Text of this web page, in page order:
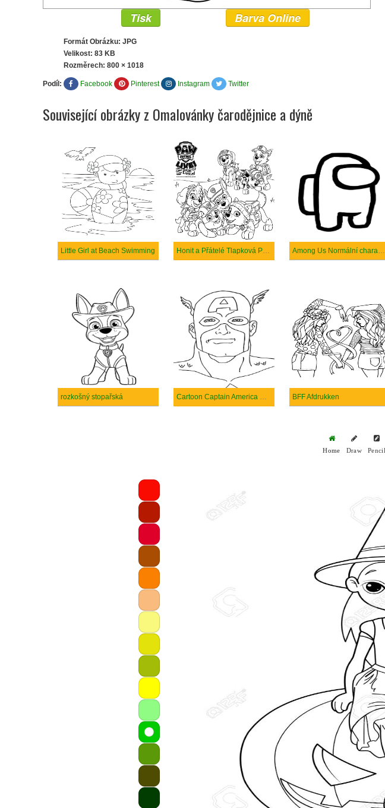
Tisk Barva Online
Formát Obrázku: JPG
Velikost: 83 KB
Rozměrech: 800 × 1018
Podíl: Facebook Pinterest Instagram Twitter
Související obrázky z Omalovánky čarodějnice a dýně
Little Girl at Beach Swimming Honit a Přátelé Tlapková Patrola Among Us Normální charakter
rozkošný stopařská Cartoon Captain America Head BFF Afdrukken
Home Draw Pencil